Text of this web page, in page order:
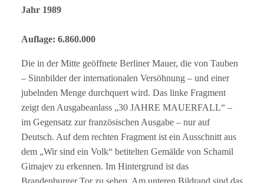
Jahr 1989
Auflage: 6.860.000
Die in der Mitte geöffnete Berliner Mauer, die von Tauben
– Sinnbilder der internationalen Versöhnung – und einer
jubelnden Menge durchquert wird. Das linke Fragment
zeigt den Ausgabeanlass „30 JAHRE MAUERFALL“ –
im Gegensatz zur französischen Ausgabe – nur auf
Deutsch. Auf dem rechten Fragment ist ein Ausschnitt aus
dem „Wir sind ein Volk“ betitelten Gemälde von Schamil
Gimajev zu erkennen. Im Hintergrund ist das
Brandenburger Tor zu sehen. Am unteren Bildrand sind das